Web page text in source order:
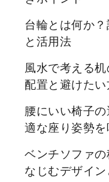
台輪とは何か
と活用法
風水で考える
配置と避けたい
腰にいい椅子
適な座り姿勢
ベンチソファ
なじむデザイ